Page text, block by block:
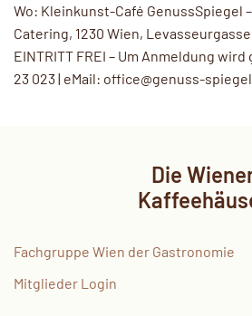
Wo: Kleinkunst-Café GenussSpiegel
Catering, 1230 Wien, Levasseurgasse
EINTRITT FREI – Um Anmeldung
23 023 | eMail: office@genuss-
Die
Fachgruppe Wien der Gastronomie
Mitglieder Login